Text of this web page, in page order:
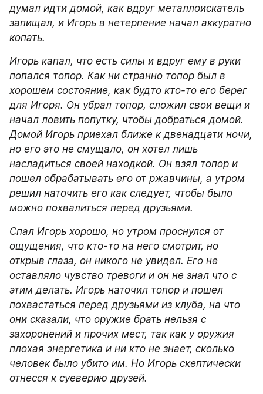
думал идти домой, как вдруг металлоискатель
запищал, и Игорь в нетерпение начал аккуратно
копать.
Игорь капал, что есть силы и вдруг ему в руки
попался топор. Как ни странно топор был в
хорошем состояние, как будто кто-то его берег
для Игоря. Он убрал топор, сложил свои вещи и
начал ловить попутку, чтобы добраться домой.
Домой Игорь приехал ближе к двенадцати ночи,
но его это не смущало, он хотел лишь
насладиться своей находкой. Он взял топор и
пошел обрабатывать его от ржавчины, а утром
решил наточить его как следует, чтобы было
можно похвалиться перед друзьями.
Спал Игорь хорошо, но утром проснулся от
ощущения, что кто-то на него смотрит, но
открыв глаза, он никого не увидел. Его не
оставляло чувство тревоги и он не знал что с
этим делать. Игорь наточил топор и пошел
похвастаться перед друзьями из клуба, на что
они сказали, что оружие брать нельзя с
захоронений и прочих мест, так как у оружия
плохая энергетика и ни кто не знает, сколько
человек было убито им. Но Игорь скептически
отнесся к суеверию друзей.